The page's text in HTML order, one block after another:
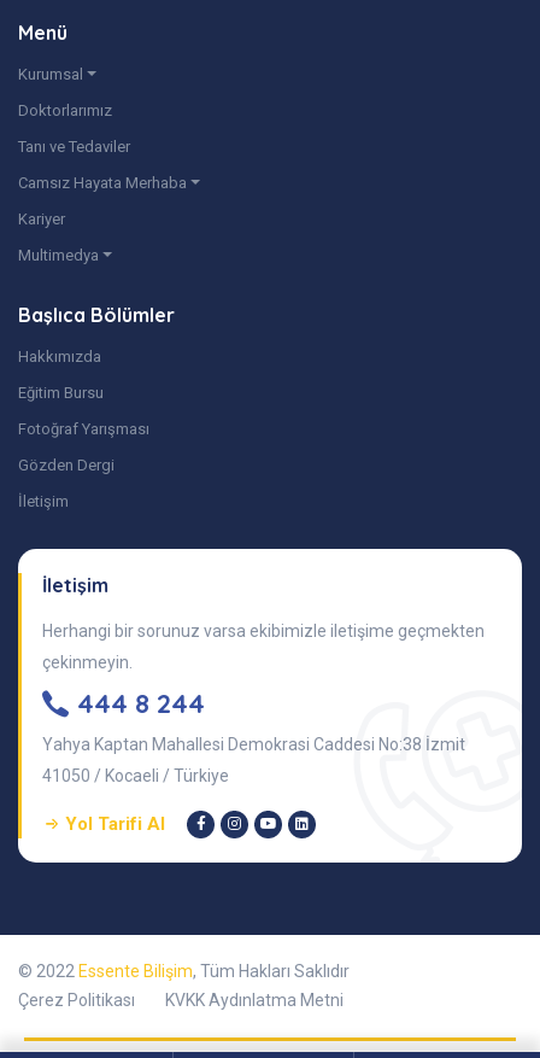
Menü
Kurumsal
Doktorlarımız
Tanı ve Tedaviler
Camsız Hayata Merhaba
Kariyer
Multimedya
Başlıca Bölümler
Hakkımızda
Eğitim Bursu
Fotoğraf Yarışması
Gözden Dergi
İletişim
İletişim
Herhangi bir sorunuz varsa ekibimizle iletişime geçmekten
çekinmeyin.
444 8 244
Yahya Kaptan Mahallesi Demokrasi Caddesi No:38 İzmit
41050 / Kocaeli / Türkiye
Yol Tarifi Al
© 2022 Essente Bilişim, Tüm Hakları Saklıdır
Çerez Politikası
KVKK Aydınlatma Metni